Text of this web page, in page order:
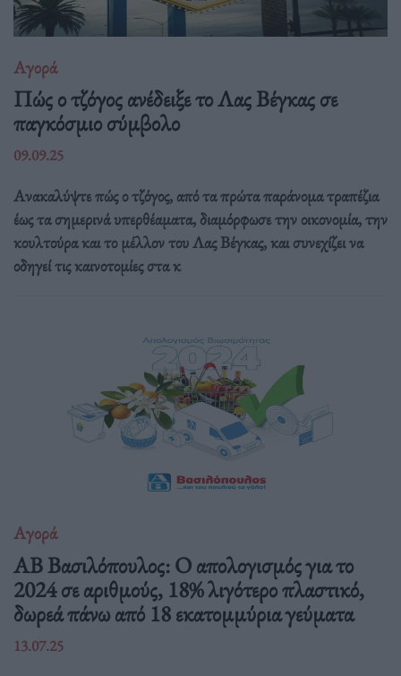
Αγορά
Πώς ο τζόγος ανέδειξε το Λας Βέγκας σε
παγκόσμιο σύμβολο
09.09.25
Ανακαλύψτε πώς ο τζόγος, από τα πρώτα παράνομα τραπέζια
έως τα σημερινά υπερθέαματα, διαμόρφωσε την οικονομία, την
κουλτούρα και το μέλλον του Λας Βέγκας, και συνεχίζει να
οδηγεί τις καινοτομίες στα κ
Αγορά
ΑΒ Βασιλόπουλος: Ο απολογισμός για το
2024 σε αριθμούς, 18% λιγότερο πλαστικό,
δωρεά πάνω από 18 εκατομμύρια γεύματα
13.07.25